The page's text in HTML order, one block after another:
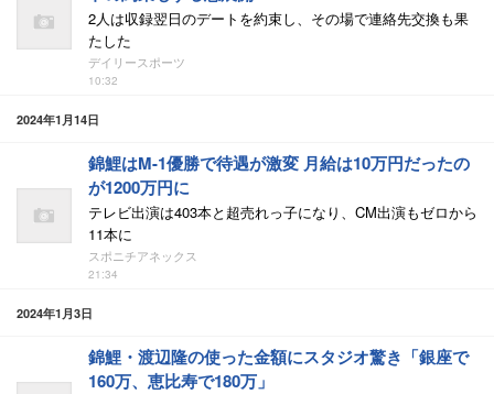
2人は収録翌日のデートを約束し、その場で連絡先交換も果
たした
デイリースポーツ
10:32
2024年1月14日
錦鯉はM-1優勝で待遇が激変 月給は10万円だったの
が1200万円に
テレビ出演は403本と超売れっ子になり、CM出演もゼロから
11本に
スポニチアネックス
21:34
2024年1月3日
錦鯉・渡辺隆の使った金額にスタジオ驚き「銀座で
160万、恵比寿で180万」